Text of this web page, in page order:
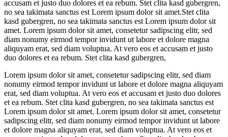
accusam et justo duo dolores et ea rebum. Stet clita kasd gubergren,
no sea takimata sanctus est Lorem ipsum dolor sit amet.Stet clita
kasd gubergren, no sea takimata sanctus est Lorem ipsum dolor sit
amet. Lorem ipsum dolor sit amet, consetetur sadipscing elitr, sed
diam nonumy eirmod tempor invidunt ut labore et dolore magna
aliquyam erat, sed diam voluptua. At vero eos et accusam et justo
duo dolores et ea rebum. Stet clita kasd gubergren,
Lorem ipsum dolor sit amet, consetetur sadipscing elitr, sed diam
nonumy eirmod tempor invidunt ut labore et dolore magna aliquyam
erat, sed diam voluptua. At vero eos et accusam et justo duo dolores
et ea rebum. Stet clita kasd gubergren, no sea takimata sanctus est
Lorem ipsum dolor sit amet. Lorem ipsum dolor sit amet, consetetur
sadipscing elitr, sed diam nonumy eirmod tempor invidunt ut labore
et dolore magna aliquyam erat, sed diam voluptua. At vero eos et